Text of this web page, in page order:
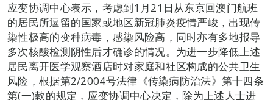
应变协调中心表示，考虑到1月21日从东京回澳门航班
的居民所逗留的国家或地区新冠肺炎疫情严峻，出现传
染性极高的变种病毒，感染风险高，同时亦有多地报导
多次核酸检测阴性后才确诊的情况。为进一步降低上述
居民离开医学观察酒店时对家庭和社区构成的公共卫生
风险，根据第2/2004号法律《传染病防治法》第十四条
第(一)款的规定，应变协调中心决定，除为上述人士进